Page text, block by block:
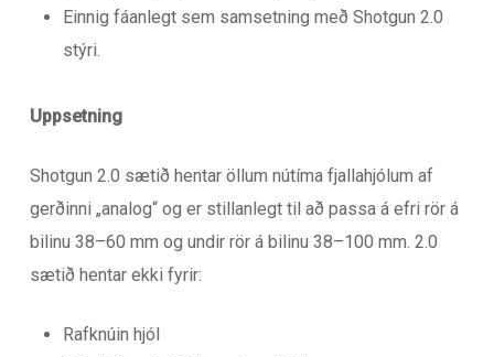
Einnig fáanlegt sem samsetning með Shotgun 2.0
stýri.
Uppsetning
Shotgun 2.0 sætið hentar öllum nútíma fjallahjólum af
gerðinni „analog“ og er stillanlegt til að passa á efri rör á
bilinu 38–60 mm og undir rör á bilinu 38–100 mm. 2.0
sætið hentar ekki fyrir:
Rafknúin hjól